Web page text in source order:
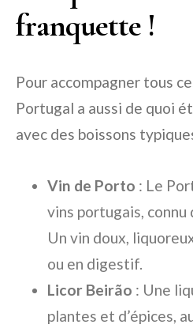
franquette !
Pour accompagner tous
Portugal a aussi de quoi
avec des boissons
Vin de Porto : Le
vins portugais, connu
Un vin doux,
ou en digestif.
Licor Beirão : Une
plantes et d’épices,